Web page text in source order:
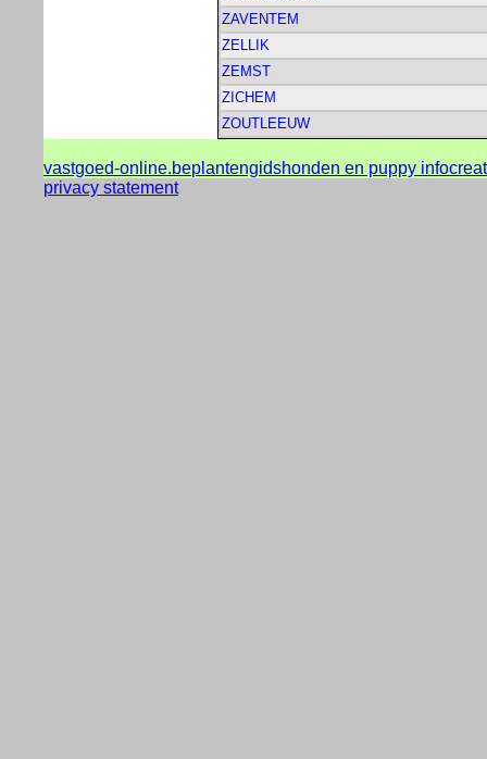
ZAVENTEM
ZELLIK
ZEMST
ZICHEM
ZOUTLEEUW
vastgoed-online.beplantengidshonden en puppy info
privacy statement